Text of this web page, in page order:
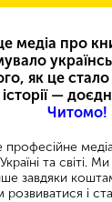
медіа про
як це
—
Читомо!
та світі.
завдяки
і